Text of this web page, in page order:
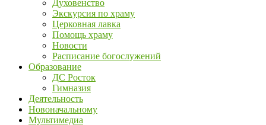
Духовенство
Экскурсия по храму
Церковная лавка
Помощь храму
Новости
Расписание богослужений
Образование
ДС Росток
Гимназия
Деятельность
Новоначальному
Мультимедиа